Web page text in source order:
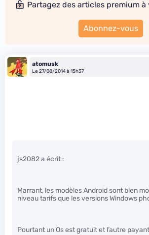
Partagez des articles premium
Abonnez-vous
atomusk
Le 27/08/2014 à 15h37
js2082 a écrit :
Marrant, les modèles Android sont bien
niveau tarifs que les versions Windows
Pourtant un Os est gratuit et l’autre